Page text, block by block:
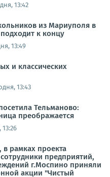
13:42
из Мариуполя в
к концу
13:49
и классических
13:43
Тельманово:
преображается
13:26
в рамках проекта
предприятий,
г.Моспино приняли
акции "Чистый